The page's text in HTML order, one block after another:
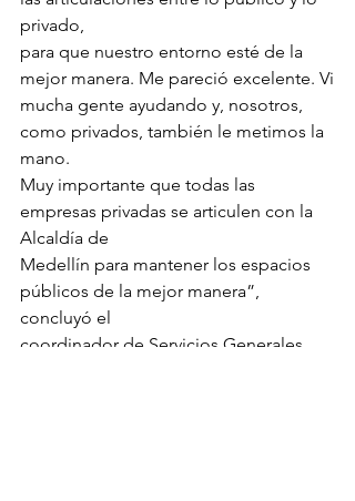
privado,
para que nuestro entorno esté de la
mejor manera. Me pareció excelente. Vi
mucha gente ayudando y, nosotros,
como privados, también le metimos la
mano.
Muy importante que todas las
empresas privadas se articulen con la
Alcaldía de
Medellín para mantener los espacios
públicos de la mejor manera”,
concluyó el
coordinador de Servicios Generales